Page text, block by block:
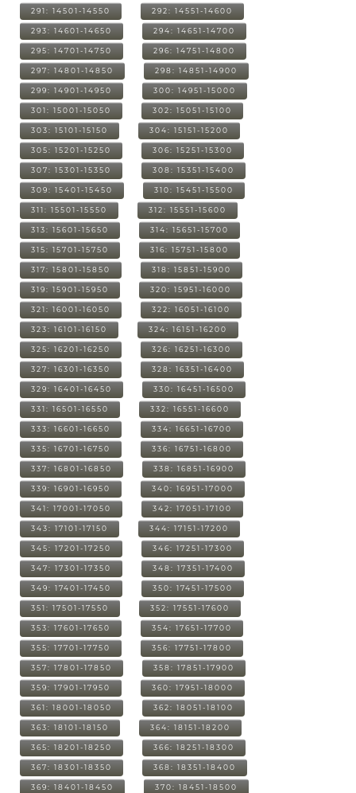
291: 14501-14550 292: 14551-14600
293: 14601-14650 294: 14651-14700
295: 14701-14750 296: 14751-14800
297: 14801-14850 298: 14851-14900
299: 14901-14950 300: 14951-15000
301: 15001-15050 302: 15051-15100
303: 15101-15150 304: 15151-15200
305: 15201-15250 306: 15251-15300
307: 15301-15350 308: 15351-15400
309: 15401-15450 310: 15451-15500
311: 15501-15550 312: 15551-15600
313: 15601-15650 314: 15651-15700
315: 15701-15750 316: 15751-15800
317: 15801-15850 318: 15851-15900
319: 15901-15950 320: 15951-16000
321: 16001-16050 322: 16051-16100
323: 16101-16150 324: 16151-16200
325: 16201-16250 326: 16251-16300
327: 16301-16350 328: 16351-16400
329: 16401-16450 330: 16451-16500
331: 16501-16550 332: 16551-16600
333: 16601-16650 334: 16651-16700
335: 16701-16750 336: 16751-16800
337: 16801-16850 338: 16851-16900
339: 16901-16950 340: 16951-17000
341: 17001-17050 342: 17051-17100
343: 17101-17150 344: 17151-17200
345: 17201-17250 346: 17251-17300
347: 17301-17350 348: 17351-17400
349: 17401-17450 350: 17451-17500
351: 17501-17550 352: 17551-17600
353: 17601-17650 354: 17651-17700
355: 17701-17750 356: 17751-17800
357: 17801-17850 358: 17851-17900
359: 17901-17950 360: 17951-18000
361: 18001-18050 362: 18051-18100
363: 18101-18150 364: 18151-18200
365: 18201-18250 366: 18251-18300
367: 18301-18350 368: 18351-18400
369: 18401-18450 370: 18451-18500